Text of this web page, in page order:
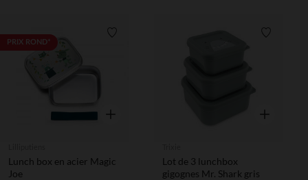
PRIX ROND*
Aperçu rapide
Lunch box en acier Magic
Joe
Aperçu
Lot de 3 lunchbox
gigognes Mr. Shark gris